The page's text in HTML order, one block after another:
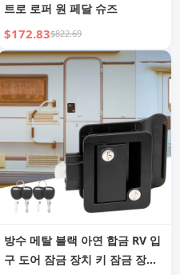
트로 로퍼 원 페달 슈즈
$172.83$822.69
방수 메탈 블랙 아연 합금 RV 입
구 도어 잠금 장치 키 잠금 장치